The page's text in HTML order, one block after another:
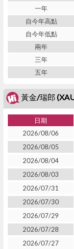
一年
自今年高點
自今年低點
兩年
三年
五年
黃金/瑞郎
日期
2026/08/06
2026/08/05
2026/08/04
2026/08/03
2026/07/31
2026/07/30
2026/07/29
2026/07/28
2026/07/27